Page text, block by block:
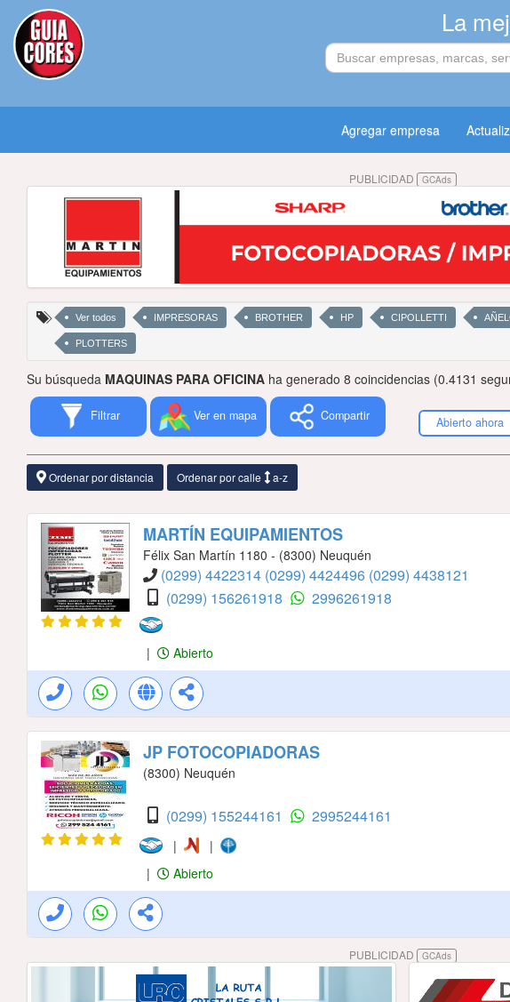
La
Agregar empresa
PUBLICIDAD GCAds
Ver todos IMPRESORAS BROTHER HP CIPOLLETTI
PLOTTERS
Su búsqueda MAQUINAS PARA OFICINA ha generado 8 coincidencias (0.4131
Filtrar Ver en mapa Compartir Abierto ahora
Ordenar por distancia Ordenar por calle a-z
MARTÍN EQUIPAMIENTOS
Félix San Martín 1180 - (8300) Neuquén
(0299) 4422314 (0299) 4424496 (0299) 4438121
(0299) 156261918
2996261918
| Abierto
JP FOTOCOPIADORAS
(8300) Neuquén
(0299) 155244161 2995244161
|
|
|
Abierto
PUBLICIDAD GCAds